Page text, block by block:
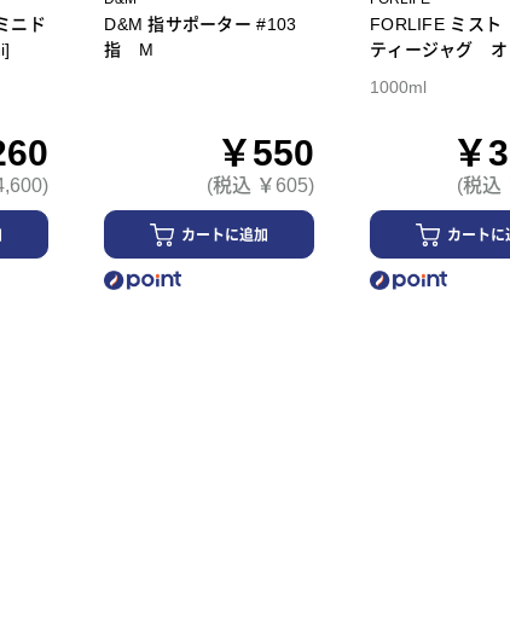
ニド
D&M 指サポーター #103
指 M
￥550
(税込 ￥605)
カートに追加
FORLIFE ミス
ティージャグ オ
1000ml
￥
(税込
カートに